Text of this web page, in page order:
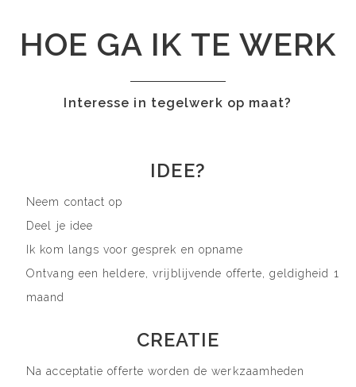
HOE GA IK TE WERK
Interesse in tegelwerk op maat?
IDEE?
Neem contact op
Deel je idee
Ik kom langs voor gesprek en opname
Ontvang een heldere, vrijblijvende offerte, geldigheid 1
maand
CREATIE
Na acceptatie offerte worden de werkzaamheden